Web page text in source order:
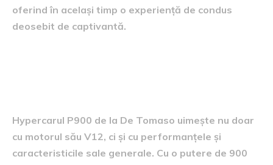
oferind în același timp o experiență de condus
deosebit de captivantă.
Hypercarul P900 de la De Tomaso uimește nu doar
cu motorul său V12, ci și cu performanțele și
caracteristicile sale generale. Cu o putere de 900